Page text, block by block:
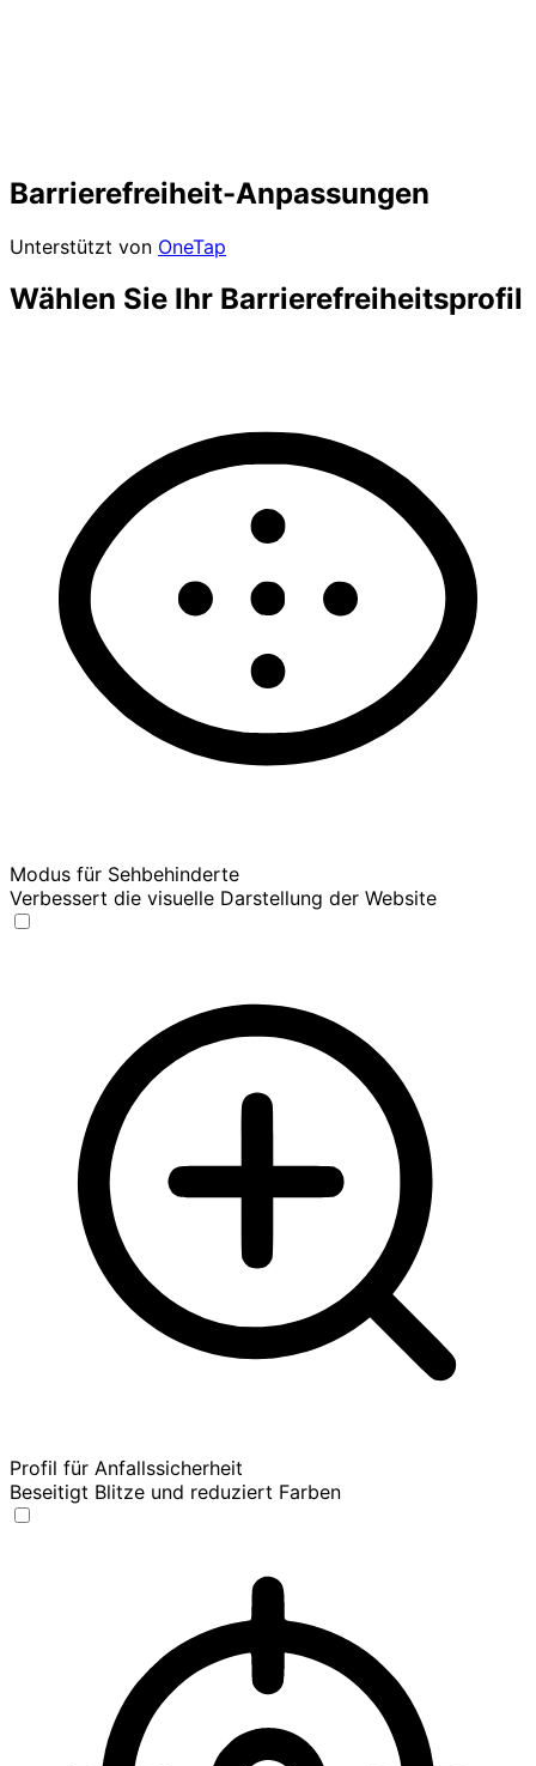
Barrierefreiheit-Anpassungen
Unterstützt von OneTap
Wählen Sie Ihr Barrierefreiheitsprofil
Modus für Sehbehinderte
Verbessert die visuelle Darstellung der Website
Profil für Anfallssicherheit
Beseitigt Blitze und reduziert Farben